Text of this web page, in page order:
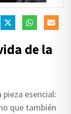
de la
esencial:
que también